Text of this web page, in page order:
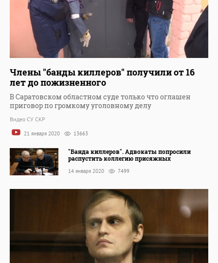
Члены "банды киллеров" получили от 16
лет до пожизненного
В Саратовском областном суде только что оглашен
приговор по громкому уголовному делу
Видео СУ СКР
21 января 2020 13663
"Банда киллеров". Адвокаты попросили
распустить коллегию присяжных
14 января 2020 7499